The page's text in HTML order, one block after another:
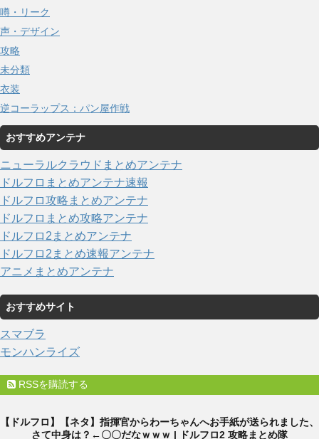
噂・リーク
声・デザイン
攻略
未分類
衣装
逆コーラップス：パン屋作戦
おすすめアンテナ
ニューラルクラウドまとめアンテナ
ドルフロまとめアンテナ速報
ドルフロ攻略まとめアンテナ
ドルフロまとめ攻略アンテナ
ドルフロ2まとめアンテナ
ドルフロ2まとめ速報アンテナ
アニメまとめアンテナ
おすすめサイト
スマブラ
モンハンライズ
RSSを購読する
【ドルフロ】【ネタ】指揮官からわーちゃんへお手紙が送られました、
さて中身は？←〇〇だなｗｗｗ | ドルフロ2 攻略まとめ隊